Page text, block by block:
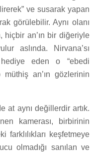
ve susarak yapan
görülebilir. Aynı olanı
an’ın bir diğeriyle
aslında. Nirvana’sı
eden o “ebedi
müthiş an’ın gözlerinin
at aynı değillerdir artık.
kamerası, birbirinin
farklılıkları keşfetmeye
olmadığı sanılan ve